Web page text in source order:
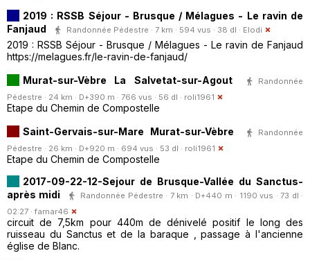
2019 : RSSB Séjour - Brusque / Mélagues - Le ravin de
Fanjaud
Randonnée Pédestre · 7 km · 594 vus · 38 dl · Elodi
2019 : RSSB Séjour - Brusque / Mélagues - Le ravin de Fanjaud
https://melagues.fr/le-ravin-de-fanjaud/
Murat-sur-Vèbre La Salvetat-sur-Agout
Randonnée
Pédestre · 24 km · D+390 m · 766 vus · 56 dl · roli1961
Etape du Chemin de Compostelle
Saint-Gervais-sur-Mare Murat-sur-Vèbre
Randonnée
Pédestre · 26 km · D+920 m · 694 vus · 53 dl · roli1961
Etape du Chemin de Compostelle
2017-09-22-12-Sejour de Brusque-Vallée du Sanctus-
après midi
Randonnée Pédestre · 7 km · D+440 m · 1190 vus · 73 dl ·
02:27 · famar46
circuit de 7,5km pour 440m de dénivelé positif le long des
ruisseau du Sanctus et de la baraque , passage à l'ancienne
église de Blanc.